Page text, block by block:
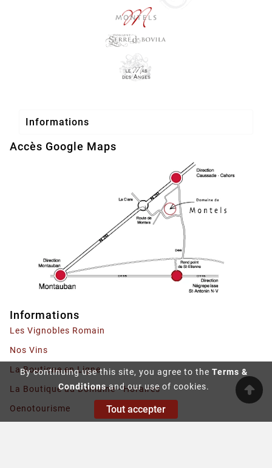
By continuing use this site, you agree to the Terms &
Conditionsand our use of cookies.
Tout accepter
Informations
Accès Google Maps
Informations
Les Vignobles Romain
Nos Vins
La Boutique en Ligne
La Boutique au Domaine - Horaires
Oenotourisme